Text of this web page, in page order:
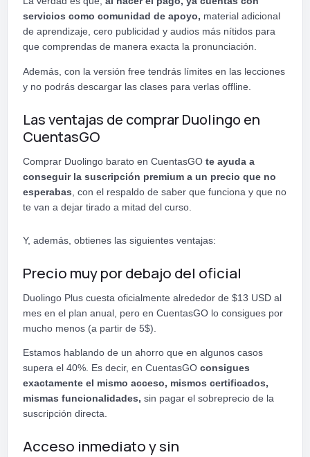
servicios como comunidad de apoyo, material adicional
de aprendizaje, cero publicidad y audios más nítidos para
que comprendas de manera exacta la pronunciación.
Además, con la versión free tendrás límites en las lecciones
y no podrás descargar las clases para verlas offline.
Las ventajas de comprar Duolingo en
CuentasGO
Comprar Duolingo barato en CuentasGO te ayuda a
conseguir la suscripción premium a un precio que no
esperabas , con el respaldo de saber que funciona y que no
te van a dejar tirado a mitad del curso.
Y, además, obtienes las siguientes ventajas:
Precio muy por debajo del oficial
Duolingo Plus cuesta oficialmente alrededor de $13 USD al
mes en el plan anual, pero en CuentasGO lo consigues por
mucho menos (a partir de 5$).
Estamos hablando de un ahorro que en algunos casos
supera el 40%. Es decir, en CuentasGO consigues
exactamente el mismo acceso, mismos certificados,
mismas funcionalidades, sin pagar el sobreprecio de la
suscripción directa.
Acceso inmediato y sin